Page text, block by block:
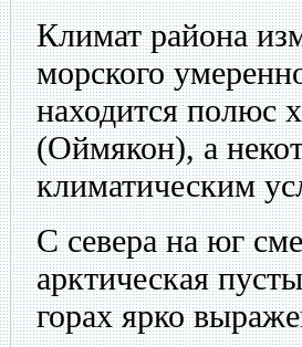
Климат района
морского
находится полюс
(Оймякон), а
климатическим
С севера на юг
арктическая
горах ярко